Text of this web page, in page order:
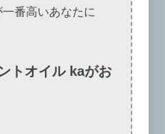
一番高いあなたに
トオイル kaがお